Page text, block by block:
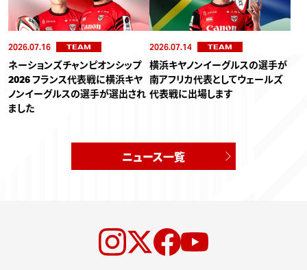
2026.07.16 TEAM
ネーションズチャンピオンシップ
2026 フランス代表戦に横浜キヤ
ノンイーグルスの選手が選出され
ました
2026.07.14 TEAM
横浜キヤノンイーグルスの選手が
南アフリカ代表としてウェールズ
代表戦に出場します
ニュース一覧